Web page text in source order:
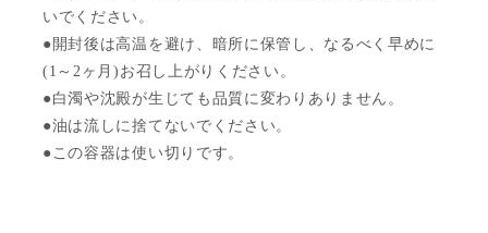
いでください。
●開封後は高温を避け、暗所に保管し、なるべく早めに
(1～2ヶ月)お召し上がりください。
●白濁や沈殿が生じても品質に変わりありません。
●油は流しに捨てないでください。
●この容器は使い切りです。